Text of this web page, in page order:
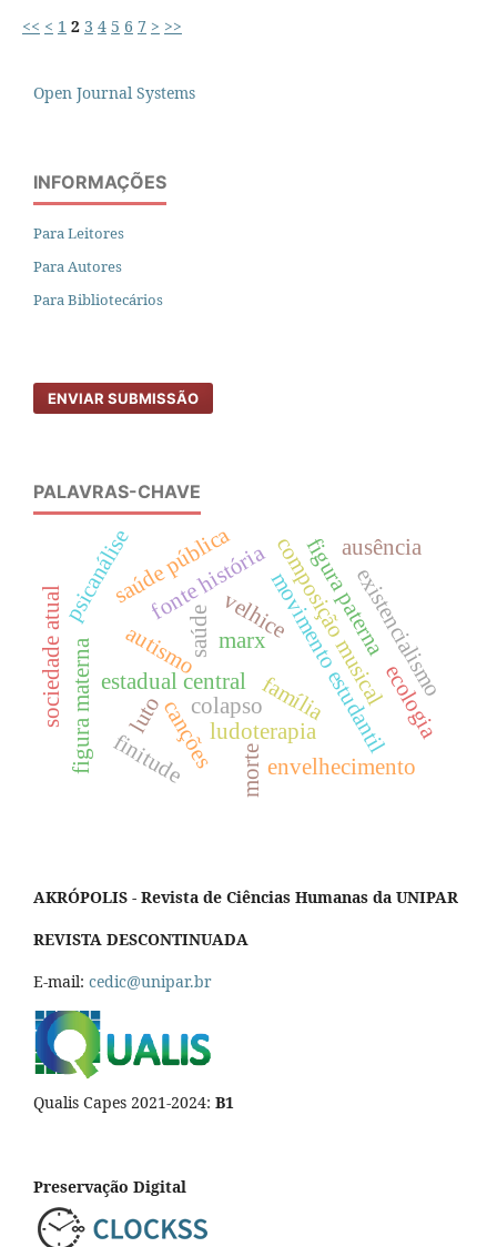
<< < 1 2 3 4 5 6 7 > >>
Open Journal Systems
INFORMAÇÕES
Para Leitores
Para Autores
Para Bibliotecários
ENVIAR SUBMISSÃO
PALAVRAS-CHAVE
estadual central movimento estudantil
luto
autismo
família
composição musical
canções
fonte história
saúde
saúde pública
velhice
envelhecimento
marx
figura materna
figura paterna
ludoterapia
psicanálise existencialismo
finitude morte
colapso ecologia
sociedade atual
ausência
AKRÓPOLIS - Revista de Ciências Humanas da UNIPAR
REVISTA DESCONTINUADA
E-mail: cedic@unipar.br
Qualis Capes 2021-2024: B1
Preservação Digital